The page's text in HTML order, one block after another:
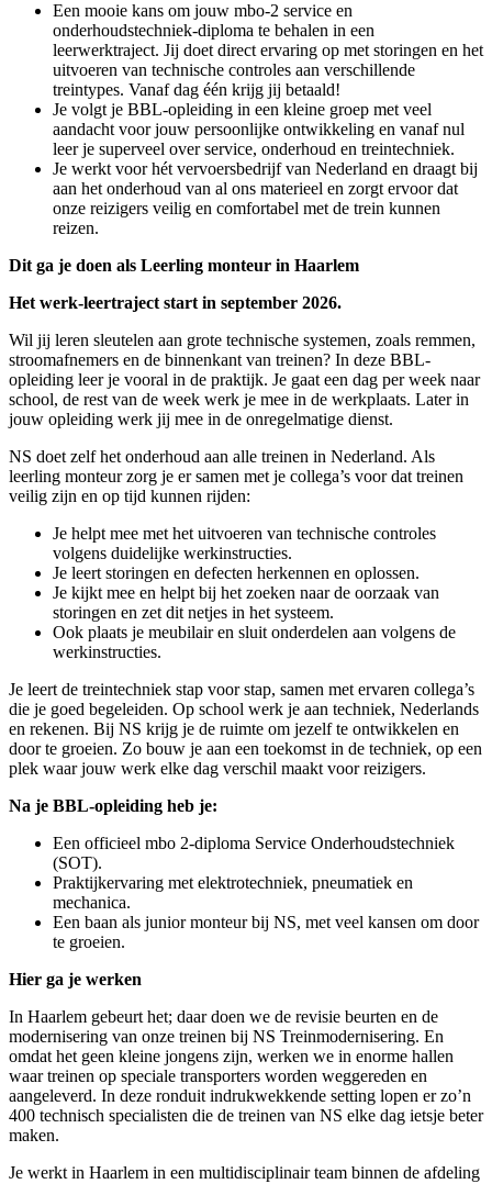
Een mooie kans om jouw mbo-2 service en
onderhoudstechniek-diploma te behalen in een
leerwerktraject. Jij doet direct ervaring op met storingen en het
uitvoeren van technische controles aan verschillende
treintypes. Vanaf dag één krijg jij betaald!
Je volgt je BBL-opleiding in een kleine groep met veel
aandacht voor jouw persoonlijke ontwikkeling en vanaf nul
leer je superveel over service, onderhoud en treintechniek.
Je werkt voor hét vervoersbedrijf van Nederland en draagt bij
aan het onderhoud van al ons materieel en zorgt ervoor dat
onze reizigers veilig en comfortabel met de trein kunnen
reizen.
Dit ga je doen als Leerling monteur in Haarlem
Het werk-leertraject start in september 2026.
Wil jij leren sleutelen aan grote technische systemen, zoals remmen,
stroomafnemers en de binnenkant van treinen? In deze BBL-
opleiding leer je vooral in de praktijk. Je gaat een dag per week naar
school, de rest van de week werk je mee in de werkplaats. Later in
jouw opleiding werk jij mee in de onregelmatige dienst.
NS doet zelf het onderhoud aan alle treinen in Nederland. Als
leerling monteur zorg je er samen met je collega’s voor dat treinen
veilig zijn en op tijd kunnen rijden:
Je helpt mee met het uitvoeren van technische controles
volgens duidelijke werkinstructies.
Je leert storingen en defecten herkennen en oplossen.
Je kijkt mee en helpt bij het zoeken naar de oorzaak van
storingen en zet dit netjes in het systeem.
Ook plaats je meubilair en sluit onderdelen aan volgens de
werkinstructies.
Je leert de treintechniek stap voor stap, samen met ervaren collega’s
die je goed begeleiden. Op school werk je aan techniek, Nederlands
en rekenen. Bij NS krijg je de ruimte om jezelf te ontwikkelen en
door te groeien. Zo bouw je aan een toekomst in de techniek, op een
plek waar jouw werk elke dag verschil maakt voor reizigers.
Na je BBL-opleiding heb je:
Een officieel mbo 2-diploma Service Onderhoudstechniek
(SOT).
Praktijkervaring met elektrotechniek, pneumatiek en
mechanica.
Een baan als junior monteur bij NS, met veel kansen om door
te groeien.
Hier ga je werken
In Haarlem gebeurt het; daar doen we de revisie beurten en de
modernisering van onze treinen bij NS Treinmodernisering. En
omdat het geen kleine jongens zijn, werken we in enorme hallen
waar treinen op speciale transporters worden weggereden en
aangeleverd. In deze ronduit indrukwekkende setting lopen er zo’n
400 technisch specialisten die de treinen van NS elke dag ietsje beter
maken.
Je werkt in Haarlem in een multidisciplinair team binnen de afdeling